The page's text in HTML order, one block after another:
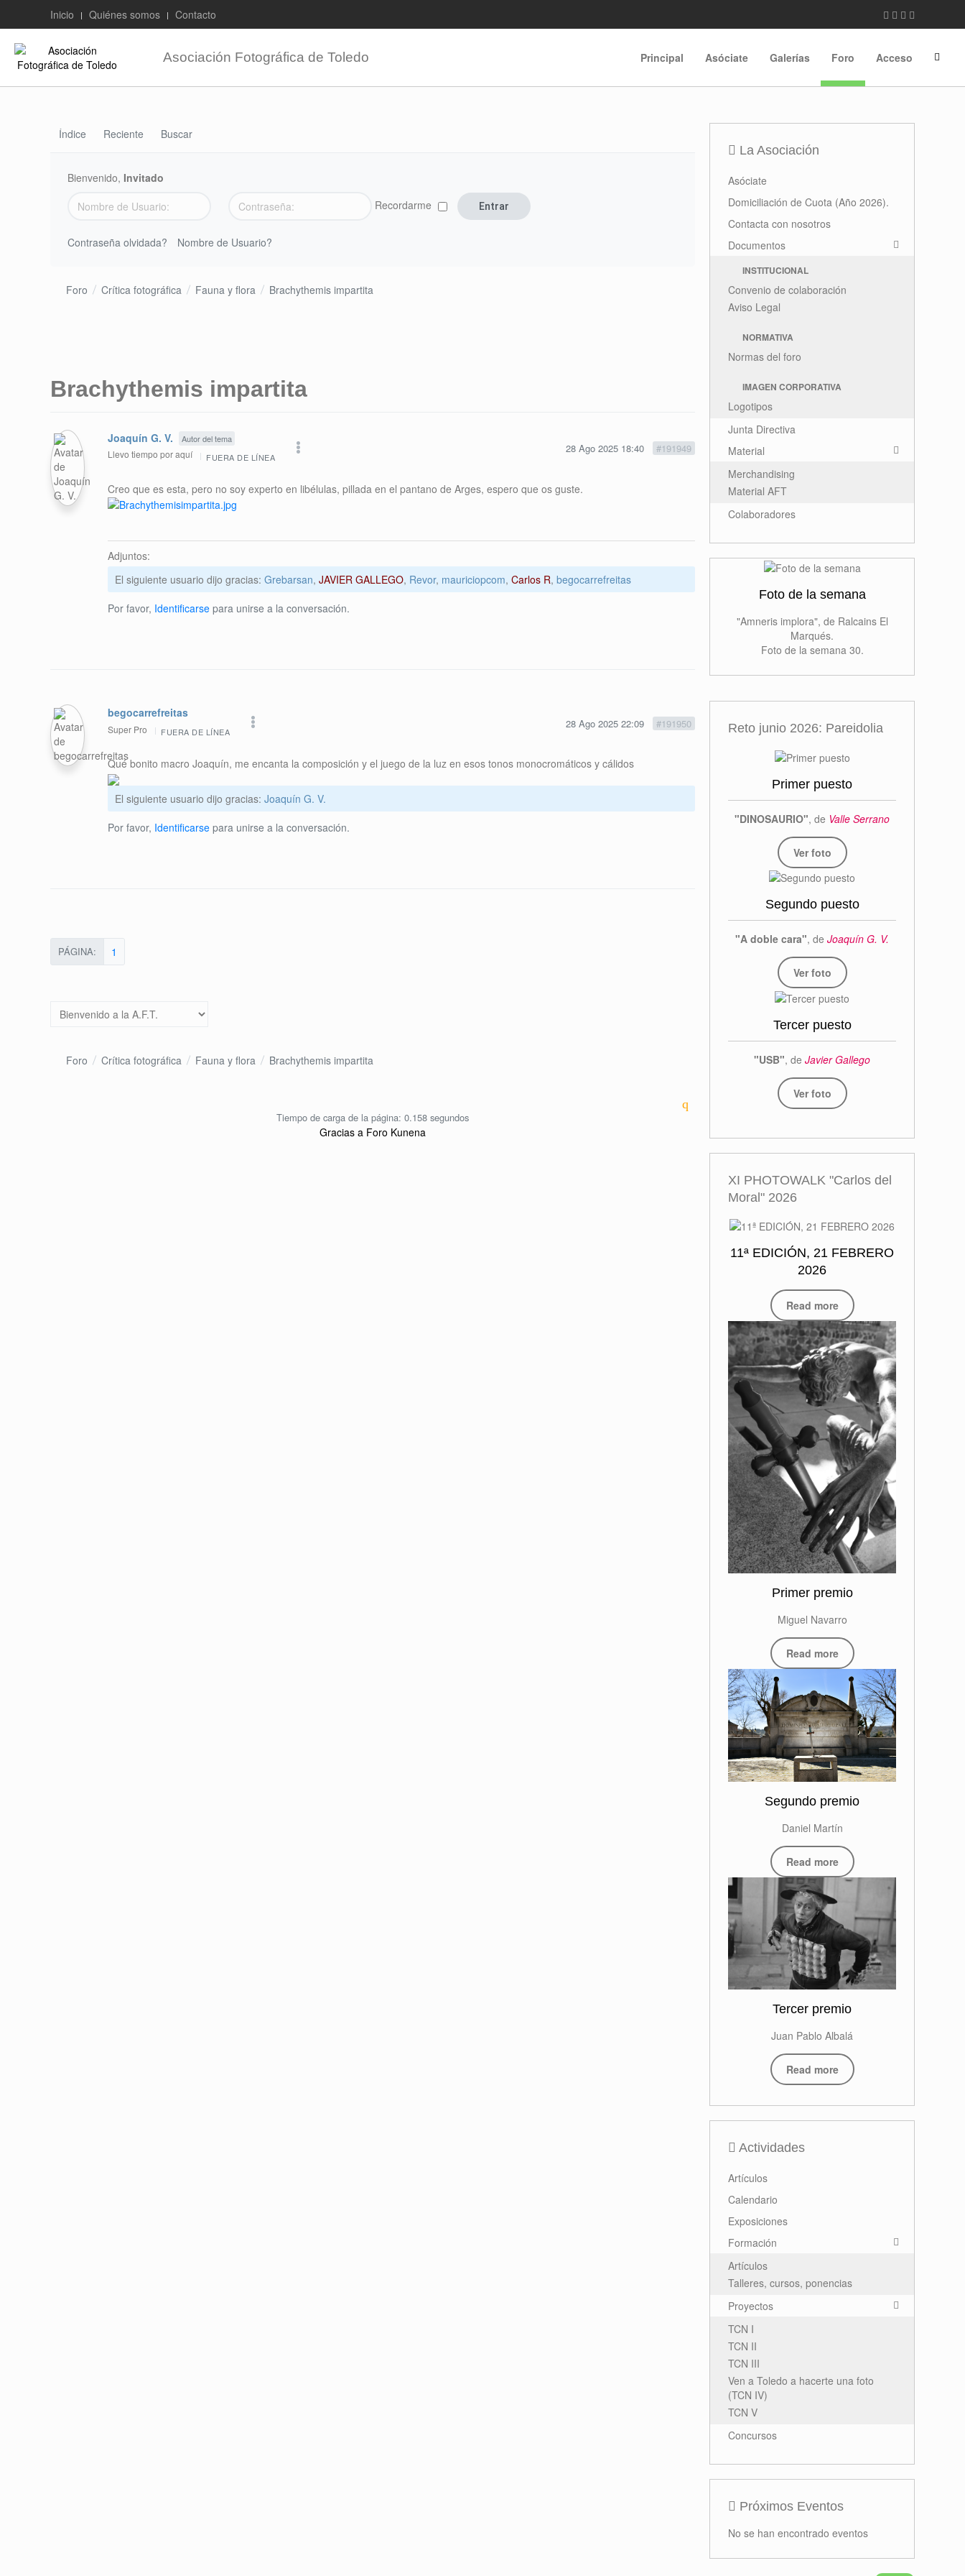
Inicio Quiénes somos Contacto
Asociación Fotográfica de Toledo Principal Asóciate Galerías Foro Acceso
Índice Reciente Buscar
Bienvenido, Invitado
Recordarme
Contraseña olvidada? Nombre de Usuario?
Foro Crítica fotográfica Fauna y flora Brachythemis impartita
Brachythemis impartita
28 Ago 2025 18:40 #191949
Joaquín G. V. Autor del tema
Llevo tiempo por aquí FUERA DE LÍNEA
Creo que es esta, pero no soy experto en libélulas, pillada en el pantano de Arges, espero que os guste.
Adjuntos:
El siguiente usuario dijo gracias: Grebarsan, JAVIER GALLEGO, Revor, mauriciopcom, Carlos R, begocarrefreitas
Por favor, Identificarse para unirse a la conversación.
28 Ago 2025 22:09 #191950
begocarrefreitas
Super Pro FUERA DE LÍNEA
Qué bonito macro Joaquín, me encanta la composición y el juego de la luz en esos tonos monocromáticos y cálidos
El siguiente usuario dijo gracias: Joaquín G. V.
Por favor, Identificarse para unirse a la conversación.
PÁGINA: 1
Foro Crítica fotográfica Fauna y flora Brachythemis impartita
Tiempo de carga de la página: 0.158 segundos
Gracias a Foro Kunena
La Asociación
Asóciate
Domiciliación de Cuota (Año 2026).
Contacta con nosotros
Documentos
INSTITUCIONAL
Convenio de colaboración
Aviso Legal
NORMATIVA
Normas del foro
IMAGEN CORPORATIVA
Logotipos
Junta Directiva
Material
Merchandising
Material AFT
Colaboradores
Foto de la semana
"Amneris implora", de Ralcains El
Marqués.
Foto de la semana 30.
Reto junio 2026: Pareidolia
Primer puesto
"DINOSAURIO", de Valle Serrano
Ver foto
Segundo puesto
"A doble cara", de Joaquín G. V.
Ver foto
Tercer puesto
"USB", de Javier Gallego
Ver foto
XI PHOTOWALK "Carlos del
Moral" 2026
11ª EDICIÓN, 21 FEBRERO
2026
Read more
Primer premio
Miguel Navarro
Read more
Segundo premio
Daniel Martín
Read more
Tercer premio
Juan Pablo Albalá
Read more
Actividades
Artículos
Calendario
Exposiciones
Formación
Artículos
Talleres, cursos, ponencias
Proyectos
TCN I
TCN II
TCN III
Ven a Toledo a hacerte una foto
(TCN IV)
TCN V
Concursos
Próximos Eventos
No se han encontrado eventos